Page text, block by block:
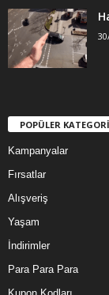
POPÜLER
Kampanyalar
Fırsatlar
Alışveriş
Yaşam
İndirimler
Para Para Para